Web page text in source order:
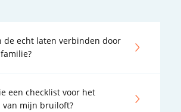
de echt laten verbinden door
een checklist voor het
van mijn bruiloft?